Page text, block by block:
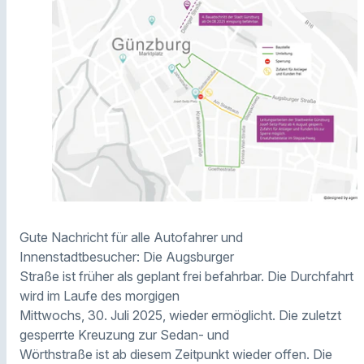
Gute Nachricht für alle Autofahrer und
Innenstadtbesucher: Die Augsburger
Straße ist früher als geplant frei befahrbar. Die Durchfahrt
wird im Laufe des morgigen
Mittwochs, 30. Juli 2025, wieder ermöglicht. Die zuletzt
gesperrte Kreuzung zur Sedan- und
Wörthstraße ist ab diesem Zeitpunkt wieder offen. Die